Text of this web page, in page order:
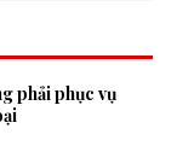
phải phục vụ